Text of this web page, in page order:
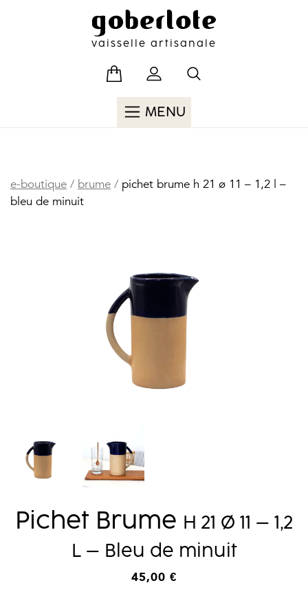
vaisselle artisanale
MENU
e-boutique / brume / pichet brume h 21 ø 11 – 1,2 l –
bleu de minuit
Pichet Brume H 21 Ø 11 – 1,2
L – Bleu de minuit
45,00 €